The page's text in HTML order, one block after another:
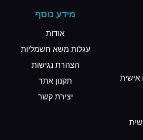
מידע נוסף
אודות
עגלות משא חשמליות
הצהרת נגישות
תקנון אתר
יצירת קשר